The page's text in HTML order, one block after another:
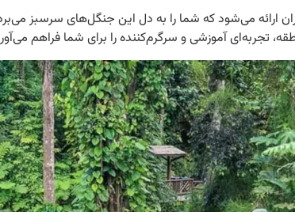
گردشگران ارائه می‌شود که شما را به دل این جنگل‌های
تجربه‌ای آموزشی و سرگرم‌کننده را برای شما فراهم